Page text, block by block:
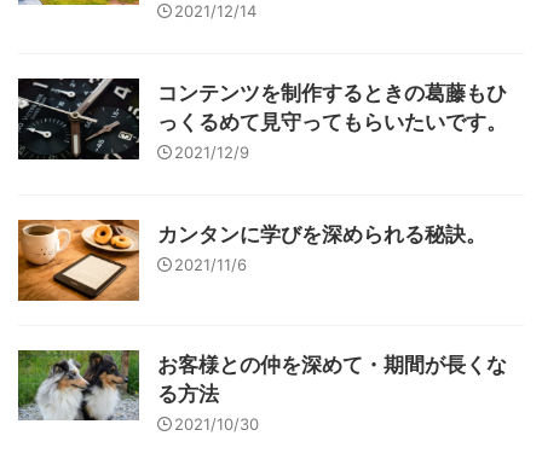
2021/12/14
コンテンツを制作するときの葛藤もひ
っくるめて見守ってもらいたいです。
2021/12/9
カンタンに学びを深められる秘訣。
2021/11/6
お客様との仲を深めて・期間が長くな
る方法
2021/10/30